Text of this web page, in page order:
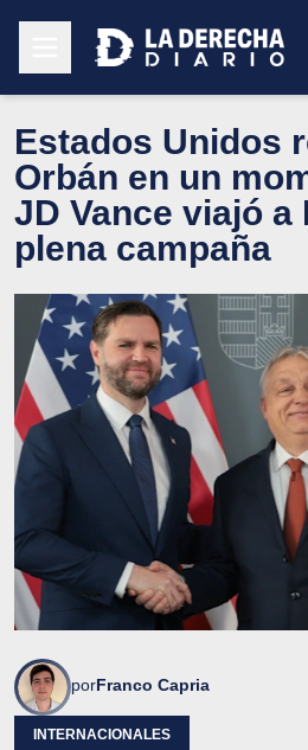
Estados Unidos
Orbán en un
JD Vance viajó a
plena campaña
porFranco Capria
INTERNACIONALES